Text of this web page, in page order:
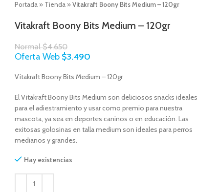
Portada » Tienda »Vitakraft Boony Bits Medium – 120gr
Vitakraft Boony Bits Medium – 120gr
Normal$4.650
Oferta Web $3.490
Vitakraft Boony Bits Medium – 120gr
El Vitakraft Boony Bits Medium son deliciosos snacks ideales
para el adiestramiento y usar como premio para nuestra
mascota, ya sea en deportes caninos o en educación. Las
exitosas golosinas en talla medium son ideales para perros
medianos y grandes.
Hay existencias